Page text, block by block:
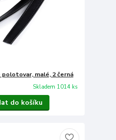
malé, 2 černá
Skladem 1014 ks
do košíku